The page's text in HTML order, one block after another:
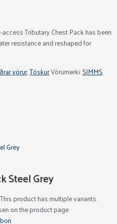
Tributary Chest Pack has been
resistance and reshaped for
vörur,TöskurVörumerki:SIMMS
Steel Grey
This product has multiple variants.
on the product page